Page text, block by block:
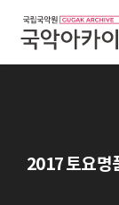
2017 토요